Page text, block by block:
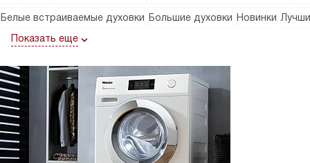
Белые встраиваемые духовки Большие духовки Новинки
Показать еще